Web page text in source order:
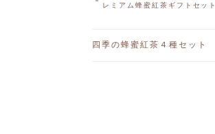
レミアム蜂蜜紅茶ギフトセット
四季の蜂蜜紅茶４種セット